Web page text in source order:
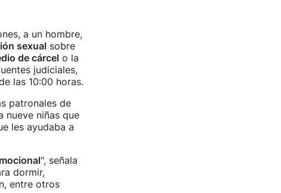
a un hombre,
sexualsobre
de cárcelo la
judiciales,
las 10:00 horas.
patronales de
niñas que
les ayudaba a
", señala
dormir,
entre otros